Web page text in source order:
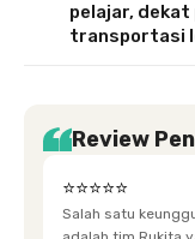
pelajar,
transportasi
Review
⭐⭐⭐⭐⭐
Salah satu